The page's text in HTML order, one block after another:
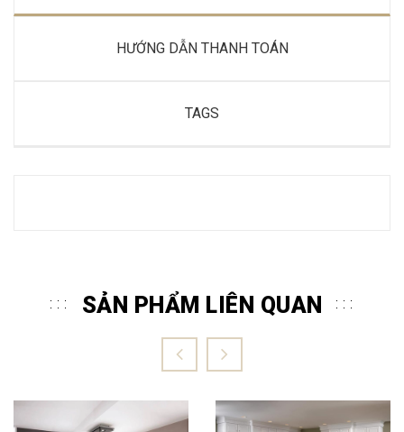
HƯỚNG DẪN THANH TOÁN
TAGS
SẢN PHẨM LIÊN QUAN